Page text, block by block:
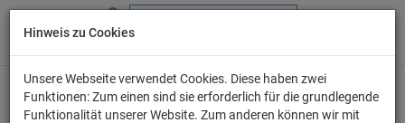
+49 (0) 69 986 4604 - 0
Hinweis zu Cookies
Unsere Webseite verwendet Cookies. Diese haben zwei
Funktionen: Zum einen sind sie erforderlich für die grundlegende
Funktionalität unserer Website. Zum anderen können wir mit